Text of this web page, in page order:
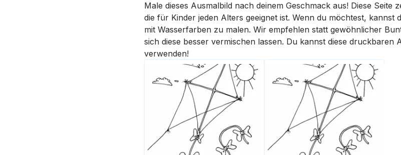
Male dieses Ausmalbild nach deinem Geschmack aus! Diese Seite
die für Kinder jeden Alters geeignet ist. Wenn du möchtest, kannst
mit Wasserfarben zu malen. Wir empfehlen statt gewöhnlicher
sich diese besser vermischen lassen. Du kannst diese druckbaren
verwenden!